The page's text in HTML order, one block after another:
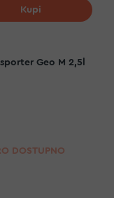
na listu želja
Kupi
Geo M 2,5l
na listu želja
DOSTUPNO